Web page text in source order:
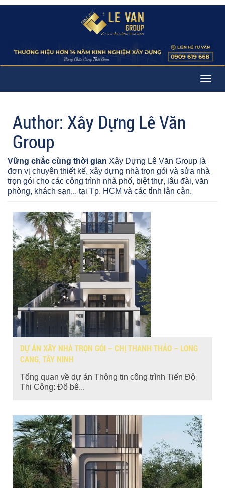
Author: Xây Dựng Lê Văn
Group
Vững chắc cùng thời gian Xây Dựng Lê Văn Group là
đơn vị chuyên thiết kế, xây dựng nhà trọn gói và sửa nhà
trọn gói cho các công trình nhà phố, biệt thự, lâu đài, văn
phòng, khách sạn,.. tại Tp. HCM và các tỉnh lân cận.
DỰ ÁN XÂY NHÀ TRỌN GÓI – CHỊ THANH THẢO – LONG
CANG, TÂY NINH
Tổng quan về dự án Thông tin công trình Tiến Độ
Thi Công: Đổ bê...